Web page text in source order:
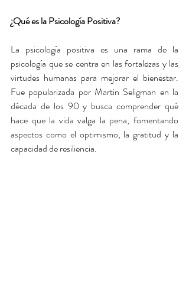
¿Qué es la Psicología Positiva?
La psicología positiva es una rama de la
psicología que se centra en las fortalezas y las
virtudes humanas para mejorar el bienestar.
Fue popularizada por Martin Seligman en la
década de los 90 y busca comprender qué
hace que la vida valga la pena, fomentando
aspectos como el optimismo, la gratitud y la
capacidad de resiliencia.